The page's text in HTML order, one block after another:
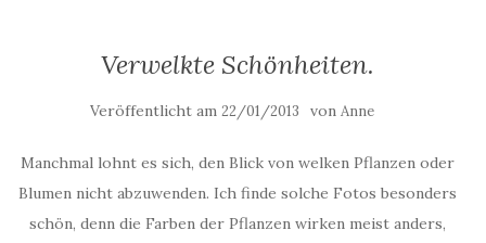
Verwelkte Schönheiten.
Veröffentlicht am 22/01/2013 von Anne
Manchmal lohnt es sich, den Blick von welken Pflanzen oder
Blumen nicht abzuwenden. Ich finde solche Fotos besonders
schön, denn die Farben der Pflanzen wirken meist anders,